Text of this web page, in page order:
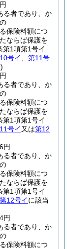
る者であり、か
保険料額につ
ならば保護を
第1項第1号イ
号イ
第11号
る者であり、か
保険料額につ
ならば保護を
第1項第1号イ
号イ 又は第12
円
る者であり、か
保険料額につ
ならば保護を
第1項第1号イ
第12号イに該当
円
る者であり、か
保険料額につ